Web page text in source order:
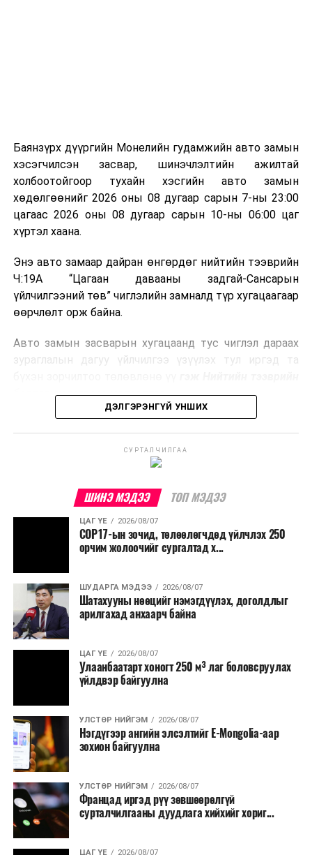
болон дулааны эрчим хүч үйлдвэрлэхэд ашиглаж
болдог. Зарим технологийн хувьд шаталтын дараа
үлдэх үнснээс фосфор зэрэг ашигт эрдсийг сэргээн
авах боломжтой аж.
Япон, Герман, Швейцар, Нидерланд, Өмнөд Солонгос
зэрэг улс лаг хатаах, шатаах технологийг ашиглаж
байна. Тухайлбал, Германд лаг шатаах үйлдвэрээс
гарсан үнснээс фосфор сэргээн авах технологи
ашигладаг бол Нидерландад төвлөрсөн лаг
боловсруулах үйлдвэрүүдээр дулаан, цахилгаан
Ийнхүү лаг хатаах, шатаах технологийг лагийн
улсад өргөн ашиглаж байна.
Баянзүрх дүүргийн Монелийн гудамжийн авто замын
хэсэгчилсэн засвар, шинэчлэлтийн ажилтай
холбоотойгоор тухайн хэсгийн авто замын
хөдөлгөөнийг 2026 оны 08 дугаар сарын 7-ны 23:00
цагаас 2026 оны 08 дугаар сарын 10-ны 06:00 цаг
хүртэл хаана.
Энэ авто замаар дайран өнгөрдөг нийтийн тээврийн
Ч:19А “Цагаан давааны задгай-Сансарын
үйлчилгээний төв” чиглэлийн замналд түр хугацаагаар
өөрчлөлт орж байна.
Авто замын засварын хугацаанд тус чиглэл дараах
зураглалын дагуу үйлчилгээ үзүүлэх тул иргэд та
бодлогын газраас мэдээллээ.
ДЭЛГЭРЭНГҮЙ УНШИХ
СУРТАЛЧИЛГАА
ШИНЭ МЭДЭЭ ТОП МЭДЭЭ
ЦАГ ҮЕ 2026/08/07
COP17-ын зочид, төлөөлөгчдөд үйлчлэх 250
орчим жолоочийг сургалтад х...
ШУДАРГА МЭДЭЭ 2026/08/07
Шатахууны нөөцийг нэмэгдүүлэх, доголдлыг
арилгахад анхаарч байна
ЦАГ ҮЕ 2026/08/07
Улаанбаатарт хоногт 250 м³ лаг боловсруулах
үйлдвэр байгуулна
УЛСТӨР НИЙГЭМ 2026/08/07
Нэгдүгээр ангийн элсэлтийг E-Mongolia-аар
зохион байгуулна
УЛСТӨР НИЙГЭМ 2026/08/07
Францад иргэд рүү зөвшөөрөлгүй
сурталчилгааны дуудлага хийхийг хориг...
ЦАГ ҮЕ 2026/08/07